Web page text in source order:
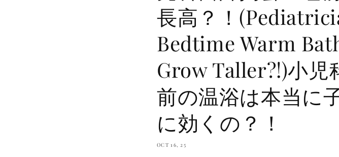
長高？！
Bedtime Warm
Grow Taller?!)小児
前の温浴は本当に
に効くの？！
OCT 16, 25